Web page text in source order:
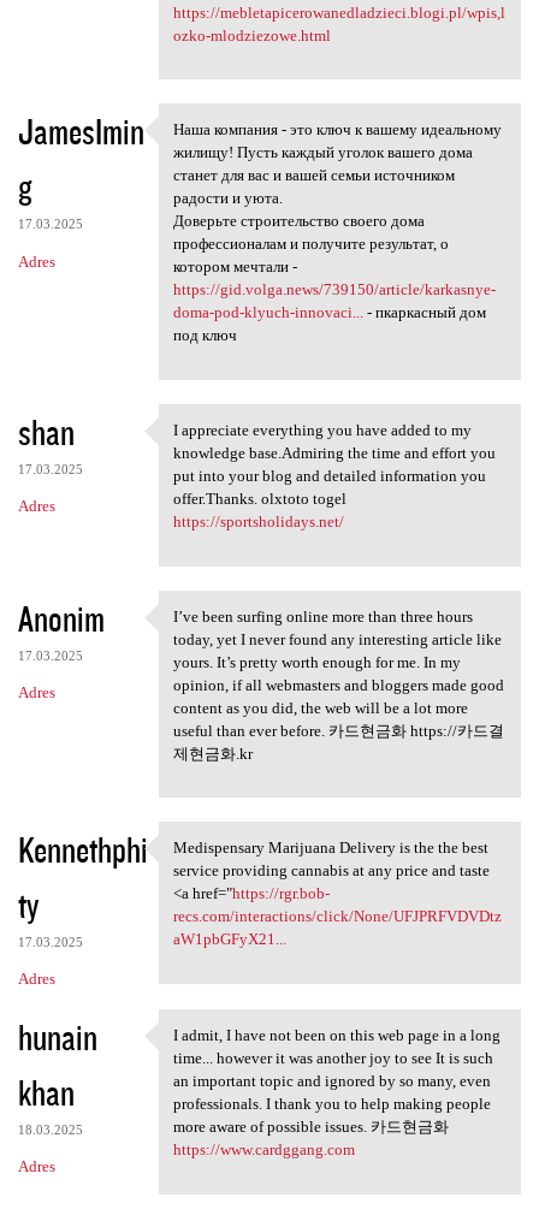
https://mebletapicerowanedladzieci.blogi.pl/wpis,l
ozko-mlodziezowe.html
JamesImin
g
17.03.2025
Adres
Наша компания - это ключ к
Наша компания - это ключ к вашему идеальному
жилищу! Пусть каждый уголок вашего дома
станет для вас и вашей семьи источником
радости и уюта.
Доверьте строительство своего дома
профессионалам и получите результат, о
котором мечтали -
https://gid.volga.news/739150/article/karkasnye-
doma-pod-klyuch-innovaci...- пкаркасный дом
под ключ
shan
17.03.2025
Adres
I appreciate everything you
I appreciate everything you have added to my
knowledge base.Admiring the time and effort you
put into your blog and detailed information you
offer.Thanks. olxtoto togel
https://sportsholidays.net/
Anonim
17.03.2025
Adres
I’ve been surfing online more
I’ve been surfing online more than three hours
today, yet I never found any interesting article like
yours. It’s pretty worth enough for me. In my
opinion, if all webmasters and bloggers made good
content as you did, the web will be a lot more
useful than ever before. 카드현금화 https://카드결
제현금화.kr
Kennethphi
ty
17.03.2025
Adres
Medispensary Marijuana
Medispensary Marijuana Delivery is the the best
service providing cannabis at any price and taste
<a href="https://rgr.bob-
recs.com/interactions/click/None/UFJPRFVDVDtz
aW1pbGFyX21...
hunain
khan
18.03.2025
Adres
I admit, I have not been on
I admit, I have not been on this web page in a long
time... however it was another joy to see It is such
an important topic and ignored by so many, even
professionals. I thank you to help making people
more aware of possible issues. 카드현금화
https://www.cardggang.com